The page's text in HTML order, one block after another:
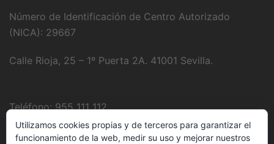
Número de Identificación de Centro Autorizado
(NICA): 29667
Calle Rioja, 25 – 1º Puerta 2A. 41001 Sevilla.
Teléfono: 955 111 112
Fotografía:Juanjo Domínguez
Utilizamos cookies propias y de terceros para garantizar el
funcionamiento de la web, medir su uso y mejorar nuestros